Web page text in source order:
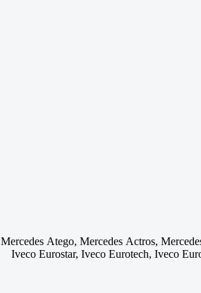
Mercedes Atego, Mercedes Actros,
Iveco Eurostar, Iveco Eurotech, Iveco